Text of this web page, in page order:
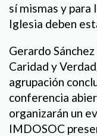
sí mismas y
Iglesia deben
Gerardo
Caridad y
agrupación
conferencia
organizarán un
IMDOSOC